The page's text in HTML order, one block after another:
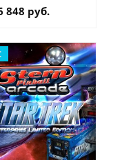
848 руб.